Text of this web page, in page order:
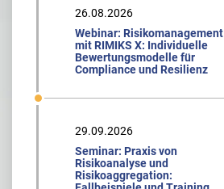
26.08.2026
Webinar: Risikomanagement
mit RIMIKS X: Individuelle
Bewertungsmodelle für
Compliance und Resilienz
29.09.2026
Seminar: Praxis von
Risikoanalyse und
Risikoaggregation: